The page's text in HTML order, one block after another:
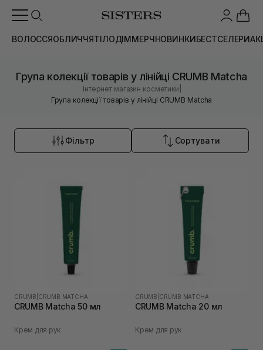
ВОЛОССЯОБЛИЧЧЯТІЛОДІММЕРЧНОВИНКИБЕСТСЕЛЕРИ
Група колекції товарів у лінійці CRUMB Matcha
Інтернет магазин косметики
Група колекції товарів у лінійці CRUMB Matcha
Фільтр Сортувати
CRUMB CRUMB MATCHA
CRUMB Matcha 50 мл
Крем для рук
CRUMB CRUMB MATCHA
CRUMB Matcha 20 мл
Крем для рук